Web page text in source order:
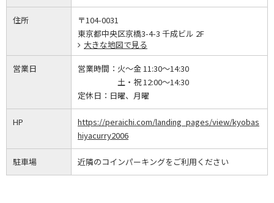
住所
〒104-0031
東京都中央区京橋3-4-3 千成ビル 2F
大きな地図で見る
営業日 営業時間： 火～金 11:30～14:30
土・祝 12:00～14:30
定休日： 日曜、月曜
HP
https://peraichi.com/landing_pages/view/kyobas
hiyacurry2006
駐車場 近隣のコインパーキングをご利用ください